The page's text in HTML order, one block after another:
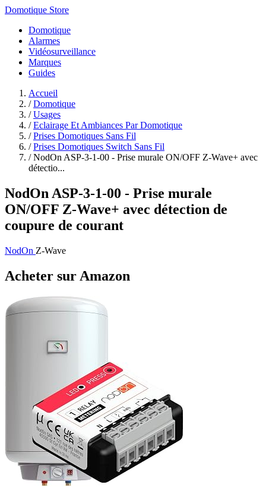
Domotique Store
Domotique
Alarmes
Vidéosurveillance
Marques
Guides
Accueil
/ Domotique
/ Usages
/ Eclairage Et Ambiances Par Domotique
/ Prises Domotiques Sans Fil
/ Prises Domotiques Switch Sans Fil
/ NodOn ASP-3-1-00 - Prise murale ON/OFF Z-Wave+ avec
détectio...
NodOn ASP-3-1-00 - Prise murale
ON/OFF Z-Wave+ avec détection de
coupure de courant
NodOn Z-Wave
Acheter sur Amazon